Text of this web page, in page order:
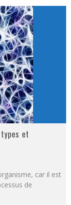
et
car il est
de